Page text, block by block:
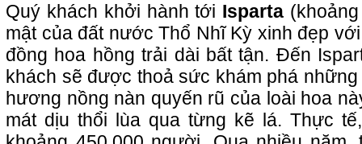
Quý khách khởi hành tới Isparta
mật của đất nước Thổ Nhĩ Kỳ xinh đẹp
đồng hoa hồng trải dài bất tận. Đến
khách sẽ được thoả sức khám phá
hương nồng nàn quyến rũ của loài hoa
mát dịu thổi lùa qua từng kẽ lá. Thực